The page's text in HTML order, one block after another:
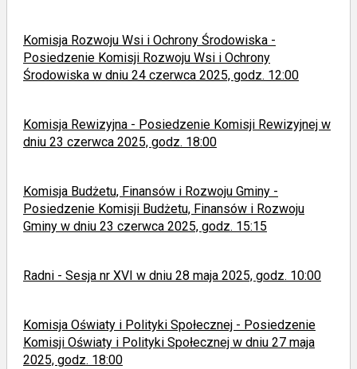
Komisja Rozwoju Wsi i Ochrony Środowiska -
Posiedzenie Komisji Rozwoju Wsi i Ochrony
Środowiska w dniu 24 czerwca 2025, godz. 12:00
Komisja Rewizyjna - Posiedzenie Komisji Rewizyjnej w
dniu 23 czerwca 2025, godz. 18:00
Komisja Budżetu, Finansów i Rozwoju Gminy -
Posiedzenie Komisji Budżetu, Finansów i Rozwoju
Gminy w dniu 23 czerwca 2025, godz. 15:15
Radni - Sesja nr XVI w dniu 28 maja 2025, godz. 10:00
Komisja Oświaty i Polityki Społecznej - Posiedzenie
Komisji Oświaty i Polityki Społecznej w dniu 27 maja
2025, godz. 18:00